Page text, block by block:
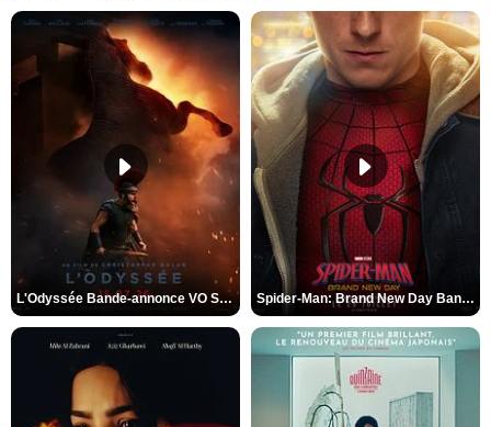
L'Odyssée Bande-annonce VO STFR Spider-Man: Brand New Day Bande-annonce VO STFR